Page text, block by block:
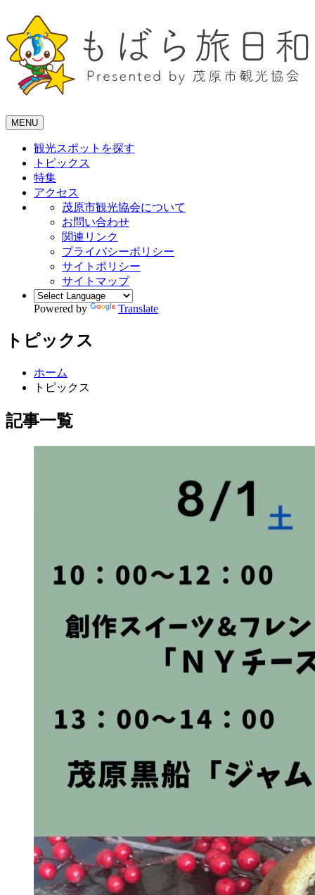
MENU
観光スポットを探す
トピックス
特集
アクセス
茂原市観光協会について
お問い合わせ
関連リンク
プライバシーポリシー
サイトポリシー
サイトマップ
Powered by Translate
トピックス
ホーム
トピックス
記事一覧